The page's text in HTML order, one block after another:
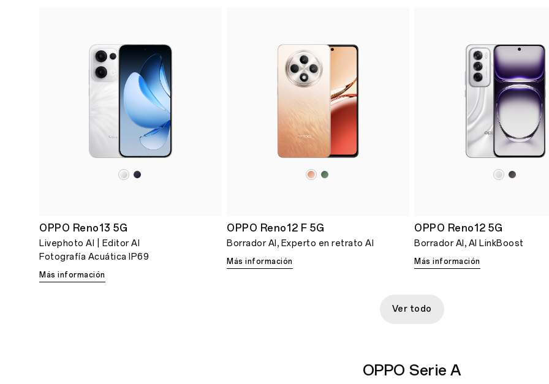
OPPO Reno13 5G
Livephoto AI | Editor AI
Fotografía Acuática IP69
Más información
OPPO Reno12 F 5G
Borrador AI, Experto en retrato AI
Más información
OPPO Reno12 5G
Borrador AI, AI LinkBoost
Más información
Ver todo
OPPO Serie A